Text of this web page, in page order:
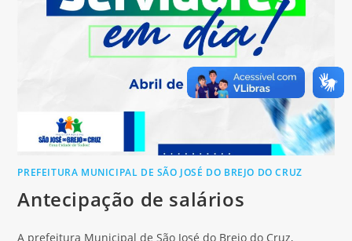
PREFEITURA MUNICIPAL DE SÃO JOSÉ DO BREJO DO CRUZ
Antecipação de salários
A prefeitura Municipal de São José do Brejo do Cruz,